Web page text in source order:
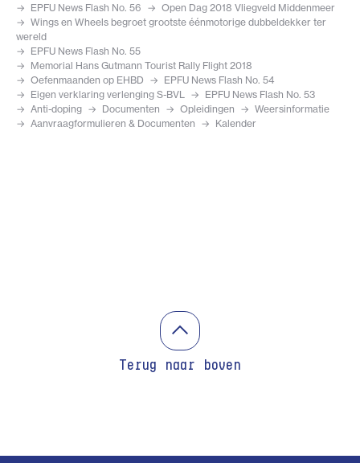
EPFU News Flash No. 56
Open Dag 2018 Vliegveld Middenmeer
Wings en Wheels begroet grootste éénmotorige dubbeldekker ter
wereld
EPFU News Flash No. 55
Memorial Hans Gutmann Tourist Rally Flight 2018
Oefenmaanden op EHBD
EPFU News Flash No. 54
Eigen verklaring verlenging S-BVL
EPFU News Flash No. 53
Anti-doping
Documenten Opleidingen
Weersinformatie
Aanvraagformulieren & Documenten
Kalender
Terug naar boven